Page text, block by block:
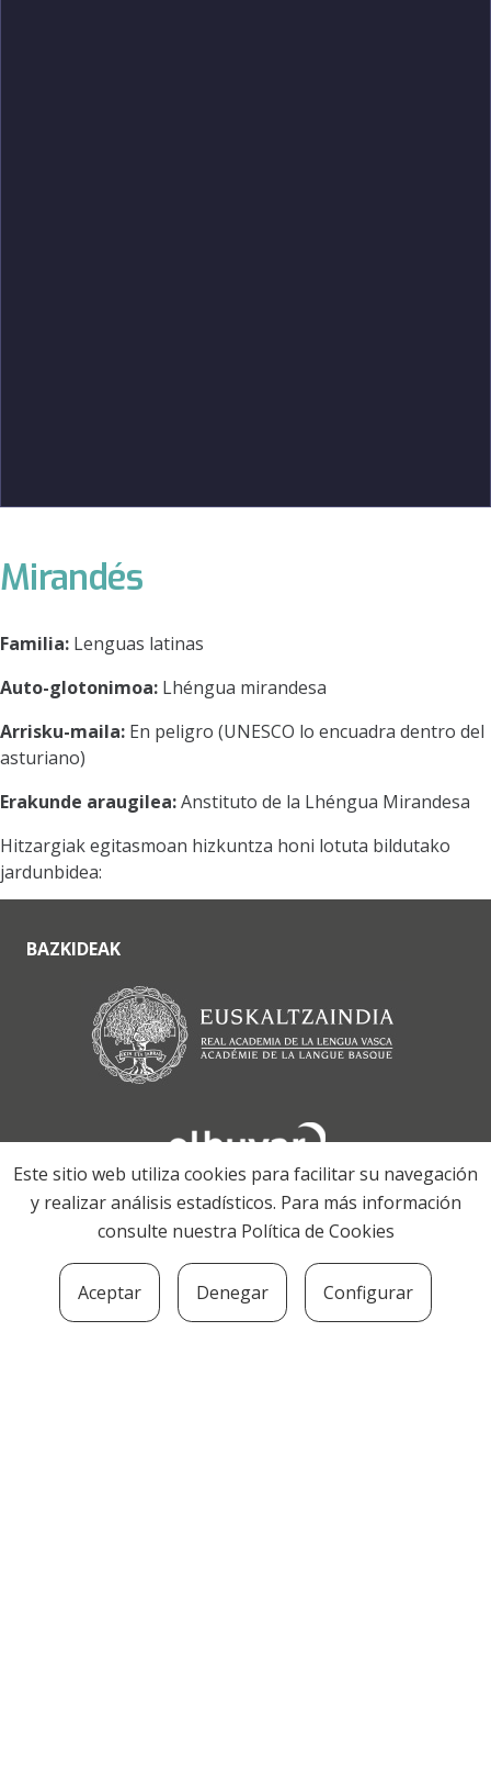
Mirandés
Familia: Lenguas latinas
Auto-glotonimoa: Lhéngua mirandesa
Arrisku-maila: En peligro (UNESCO lo encuadra dentro del
asturiano)
Erakunde araugilea:Anstituto de la Lhéngua Mirandesa
Hitzargiak egitasmoan hizkuntza honi lotuta bildutako
jardunbidea:
BAZKIDEAK
Este sitio web utiliza cookies para facilitar su navegación
y realizar análisis estadísticos. Para más información
consulte nuestra Política de Cookies
Aceptar Denegar Configurar